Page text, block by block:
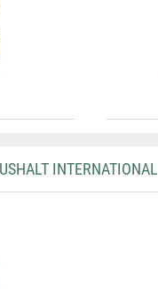
INTERNATIONAL